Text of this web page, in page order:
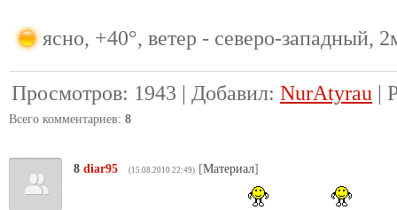
ясно, +40°, ветер - северо-западный,
Просмотров: 1943 | Добавил: NurAtyrau |
Всего комментариев: 8
8 diar95 (15.08.2010 22:49) [Материал]